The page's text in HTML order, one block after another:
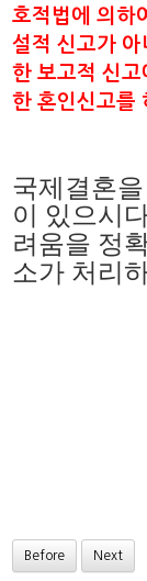
호적법에 의하
설적 신고가
한 보고적 신고
한 혼인신고를
국제결혼
이 있으시
려움을 정
소가 처리
Before Next